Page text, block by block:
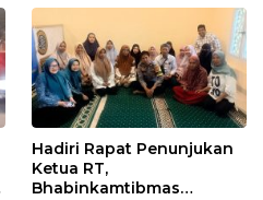
Hadiri Rapat Penunjukan
Ketua RT,
Bhabinkamtibmas